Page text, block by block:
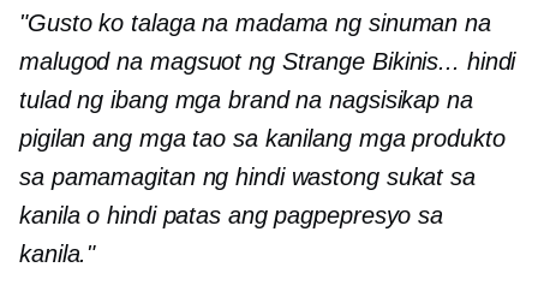
"Gusto ko talaga na madama ng sinuman na
malugod na magsuot ng Strange Bikinis... hindi
tulad ng ibang mga brand na nagsisikap na
pigilan ang mga tao sa kanilang mga produkto
sa pamamagitan ng hindi wastong sukat sa
kanila o hindi patas ang pagpepresyo sa
kanila."